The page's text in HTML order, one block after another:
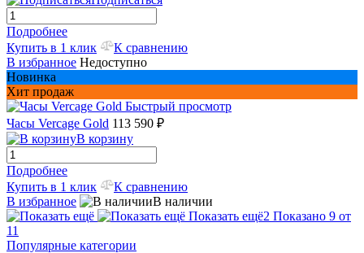
Подробнее
Купить в 1 клик
К сравнению
В избранное Недоступно
Новинка
Хит продаж
Быстрый просмотр
Часы Vercage Gold 113 590 ₽
В корзину
Подробнее
Купить в 1 клик
К сравнению
В избранное
В наличии
Показать ещё2 Показано 9 от
11
Популярные категории